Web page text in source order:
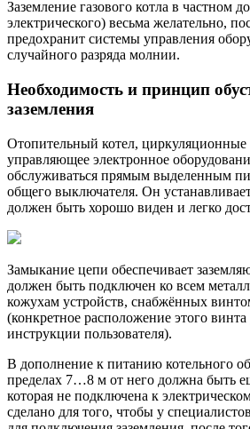
Заземление газового котла в частном
электрического) весьма желательно,
предохранит системы управления
случайного разряда молнии.
Необходимость и принцип
заземления
Отопительный котел, циркуляционные
управляющее электронное
обслуживаться прямым выделенным
общего выключателя. Он
должен быть хорошо виден и легко
Замыкание цепи обеспечивает
должен быть подключен ко всем
кожухам устройств, снабжённых
(конкретное расположение этого винта
инструкции пользователя).
В дополнение к питанию котельного
пределах 7…8 м от него должна быть
которая не подключена к
сделано для того, чтобы у